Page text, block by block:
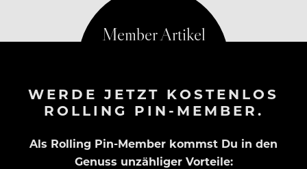
WERDE JETZT KOSTENLOS
ROLLING PIN-MEMBER.
Als Rolling Pin-Member kommst Du in den
Genuss unzähliger Vorteile: